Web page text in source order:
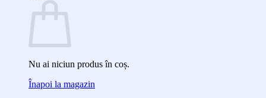
Nu ai niciun produs în coș.
Înapoi la magazin